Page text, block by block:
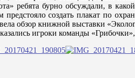
ребята бурно обсуждали, в
предстояло создать плакат по
обзор книжной выставки
игроки команды